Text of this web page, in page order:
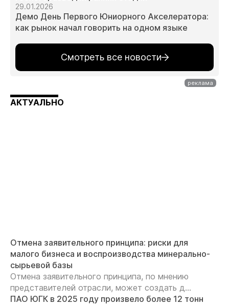
29.01.2026
Демо День Первого Юниорного Акселератора:
как рынок начал говорить на одном языке
Смотреть все новости
АКТУАЛЬНО
Отмена заявительного принципа: риски для
малого бизнеса и воспроизводства минерально-
сырьевой базы
Отмена заявительного принципа, по мнению
представителей отрасли, может создать д...
ПАО ЮГК в 2025 году произвело более 12 тонн